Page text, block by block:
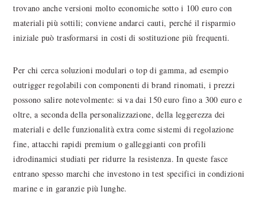
trovano anche versioni molto economiche sotto i 100 euro con
materiali più sottili; conviene andarci cauti, perché il risparmio
iniziale può trasformarsi in costi di sostituzione più frequenti.
Per chi cerca soluzioni modulari o top di gamma, ad esempio
outrigger regolabili con componenti di brand rinomati, i prezzi
possono salire notevolmente: si va dai 150 euro fino a 300 euro e
oltre, a seconda della personalizzazione, della leggerezza dei
materiali e delle funzionalità extra come sistemi di regolazione
fine, attacchi rapidi premium o galleggianti con profili
idrodinamici studiati per ridurre la resistenza. In queste fasce
entrano spesso marchi che investono in test specifici in condizioni
marine e in garanzie più lunghe.